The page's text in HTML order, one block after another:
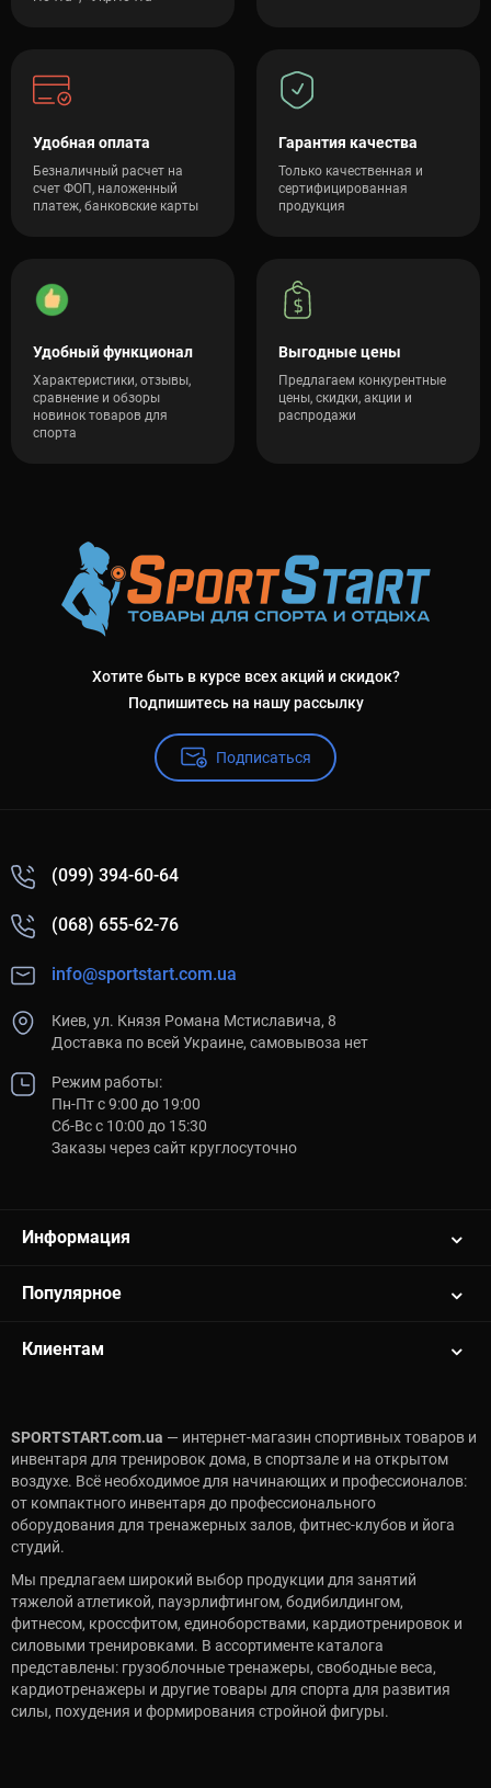
Удобная оплата
Безналичный расчет на
счет ФОП, наложенный
платеж, банковские карты
Гарантия качества
Только качественная и
сертифицированная
продукция
Удобный функционал
Характеристики, отзывы,
сравнение и обзоры
новинок товаров для
спорта
Выгодные цены
Предлагаем конкурентные
цены, скидки, акции и
распродажи
Хотите быть в курсе всех акций и скидок?
Подпишитесь на нашу рассылку
Подписаться
(099) 394-60-64
(068) 655-62-76
info@sportstart.com.ua
Киев, ул. Князя Романа Мстиславича, 8
Доставка по всей Украине, самовывоза нет
Режим работы:
Пн-Пт с 9:00 до 19:00
Сб-Вс с 10:00 до 15:30
Заказы через сайт круглосуточно
Информация
Популярное
Клиентам
SPORTSTART.com.ua — интернет-магазин спортивных товаров и
инвентаря для тренировок дома, в спортзале и на открытом
воздухе. Всё необходимое для начинающих и профессионалов:
от компактного инвентаря до профессионального
оборудования для тренажерных залов, фитнес-клубов и йога
студий.
Мы предлагаем широкий выбор продукции для занятий
тяжелой атлетикой, пауэрлифтингом, бодибилдингом,
фитнесом, кроссфитом, единоборствами, кардиотренировок и
силовыми тренировками. В ассортименте каталога
представлены: грузоблочные тренажеры, свободные веса,
кардиотренажеры и другие товары для спорта для развития
силы, похудения и формирования стройной фигуры.